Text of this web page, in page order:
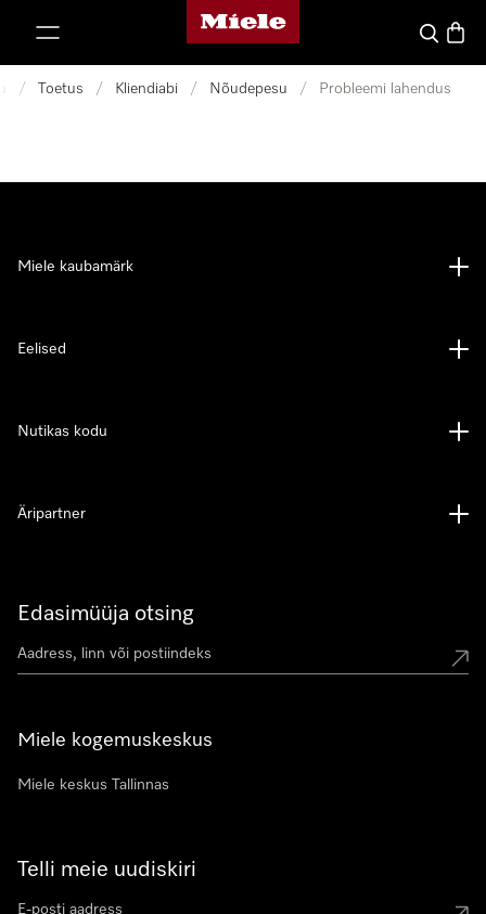
Miele avaleht
Search
/ Toetus / Kliendiabi / Nõudepesu / Probleemi lahendus
Edasimüüja otsing
Miele kogemuskeskus
Miele keskus Tallinnas
Telli meie uudiskiri
Miele kaubamärk
Eelised
Nutikas kodu
Äripartner